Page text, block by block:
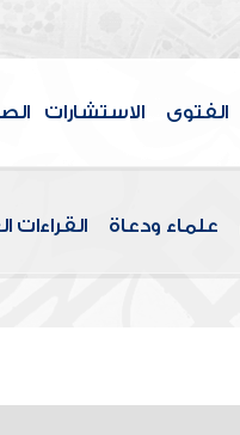
الفتوى الاستشارات
علماء ودعاة القراءات